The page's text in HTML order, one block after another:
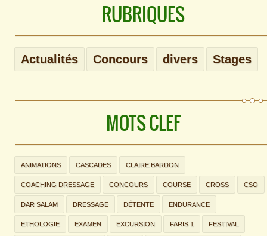
RUBRIQUES
Actualités Concours divers Stages
MOTS CLEF
ANIMATIONS CASCADES CLAIRE BARDON
COACHING DRESSAGE CONCOURS COURSE CROSS CSO
DAR SALAM DRESSAGE DÉTENTE ENDURANCE
ETHOLOGIE EXAMEN EXCURSION FARIS 1 FESTIVAL